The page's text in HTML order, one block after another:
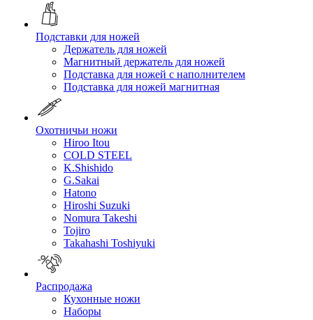
Подставки для ножей
Держатель для ножей
Магнитный держатель для ножей
Подставка для ножей с наполнителем
Подставка для ножей магнитная
Охотничьи ножи
Hiroo Itou
COLD STEEL
K.Shishido
G.Sakai
Hatono
Hiroshi Suzuki
Nomura Takeshi
Tojiro
Takahashi Toshiyuki
Распродажа
Кухонные ножи
Наборы